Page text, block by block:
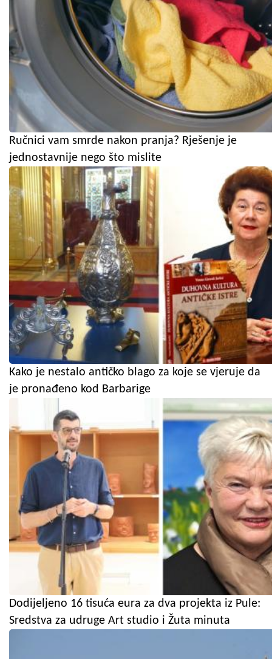
Ručnici vam smrde nakon pranja? Rješenje je
jednostavnije nego što mislite
Kako je nestalo antičko blago za koje se vjeruje da
je pronađeno kod Barbarige
Dodijeljeno 16 tisuća eura za dva projekta iz Pule:
Sredstva za udruge Art studio i Žuta minuta